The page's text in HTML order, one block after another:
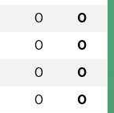
0 0
0 0
0 0
0 0